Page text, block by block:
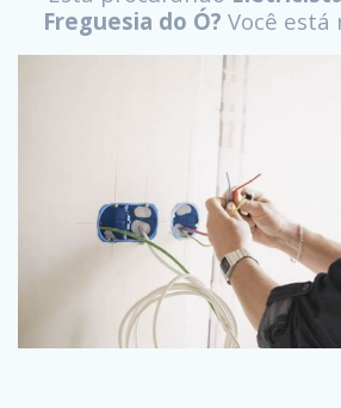
Freguesia do Ó? Você está